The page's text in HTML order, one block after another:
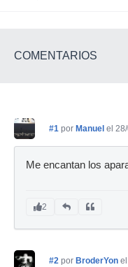
COMENTARIOS
#1 por Manuel el
Me encantan los
2
#2 por BroderYon